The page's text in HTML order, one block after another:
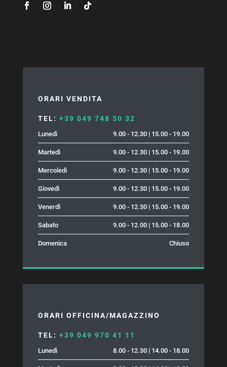
ORARI VENDITA
TEL: +39 049 748 50 32
Lunedì 9.00 - 12.30 | 15.00 - 19.00
Martedì 9.00 - 12.30 | 15.00 - 19.00
Mercoledì 9.00 - 12.30 | 15.00 - 19.00
Giovedì 9.00 - 12.30 | 15.00 - 19.00
Venerdì 9.00 - 12.30 | 15.00 - 19.00
Sabato 9.00 - 12.00 | 15.00 - 18.00
Domenica Chiuso
ORARI OFFICINA/MAGAZZINO
TEL: +39 049 970 41 11
Lunedì 8.00 - 12.30 | 14.00 - 18.00